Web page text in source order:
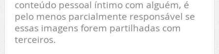
conteúdo pessoal íntimo com alguém, é
pelo menos parcialmente responsável se
essas imagens forem partilhadas com
terceiros.